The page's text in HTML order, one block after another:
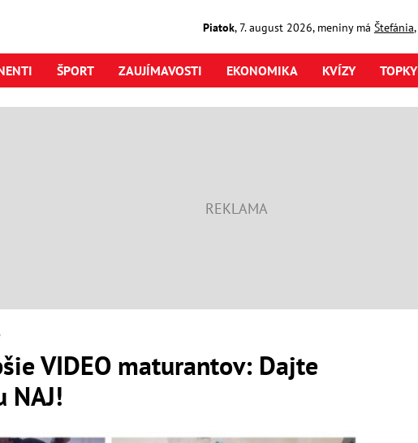
Piatok,7. august2026, meniny má Štefánia
ŠPORT ZAUJÍMAVOSTI EKONOMIKA KVÍZY
VIDEO maturantov: Dajte
NAJ!